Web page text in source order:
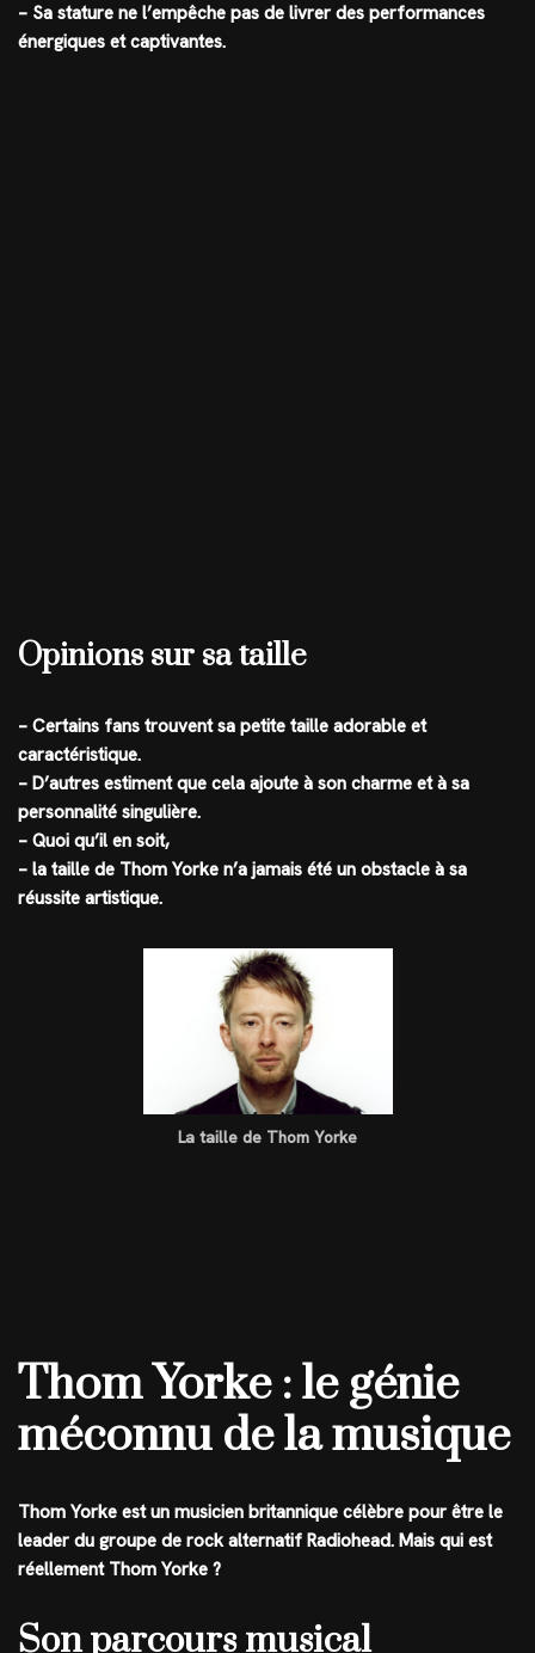
– Sa stature ne l’empêche pas de livrer des performances
énergiques et captivantes.
Opinions sur sa taille
– Certains fans trouvent sa petite taille adorable et
caractéristique.
– D’autres estiment que cela ajoute à son charme et à sa
personnalité singulière.
– Quoi qu’il en soit,
– la taille de Thom Yorke n’a jamais été un obstacle à sa
réussite artistique.
La taille de Thom Yorke
Thom Yorke : le génie
méconnu de la musique
Thom Yorke est un musicien britannique célèbre pour être le
leader du groupe de rock alternatif Radiohead. Mais qui est
réellement Thom Yorke ?
Son parcours musical